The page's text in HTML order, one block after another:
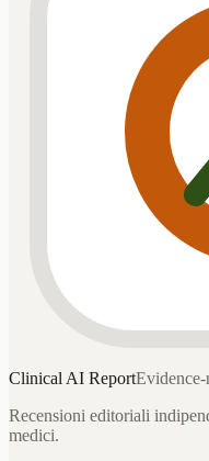
Clinical AI Report
Recensioni editoriali
medici.